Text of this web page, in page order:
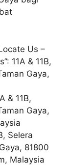
Us –
11A & 11B,
Gaya,
& 11B,
Gaya,
Selera
81800
Malaysia